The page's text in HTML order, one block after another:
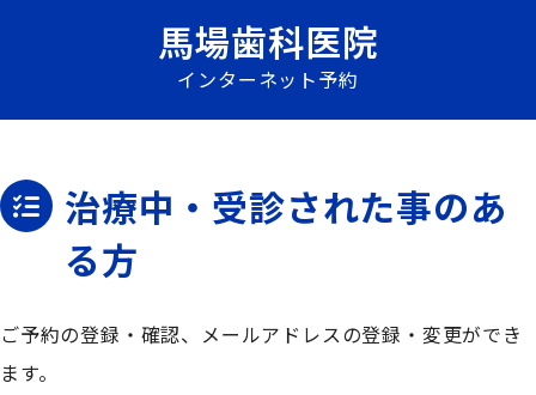
馬場歯科医院
インターネット予約
治療中・受診された事のあ
る方
ご予約の登録・確認、メールアドレスの登録・変更ができ
ます。